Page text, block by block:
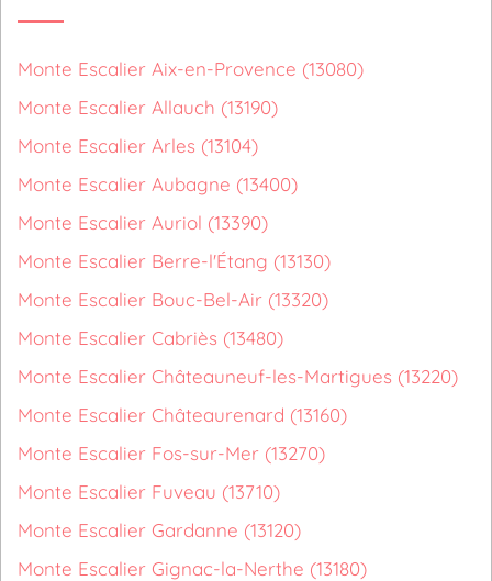
Monte Escalier Aix-en-Provence (13080)
Monte Escalier Allauch (13190)
Monte Escalier Arles (13104)
Monte Escalier Aubagne (13400)
Monte Escalier Auriol (13390)
Monte Escalier Berre-l'Étang (13130)
Monte Escalier Bouc-Bel-Air (13320)
Monte Escalier Cabriès (13480)
Monte Escalier Châteauneuf-les-Martigues (13220)
Monte Escalier Châteaurenard (13160)
Monte Escalier Fos-sur-Mer (13270)
Monte Escalier Fuveau (13710)
Monte Escalier Gardanne (13120)
Monte Escalier Gignac-la-Nerthe (13180)